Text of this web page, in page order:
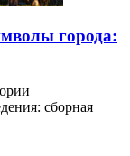
города:
сборная